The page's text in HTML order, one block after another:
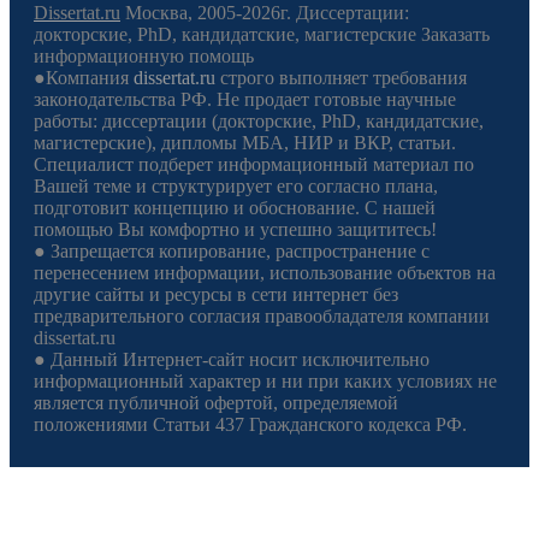
Dissertat.ru Москва, 2005-2026г. Диссертации:
докторские, PhD, кандидатские, магистерские Заказать
информационную помощь
●Компания dissertat.ru строго выполняет требования
законодательства РФ. Не продает готовые научные
работы: диссертации (докторские, PhD, кандидатские,
магистерские), дипломы МБА, НИР и ВКР, статьи.
Специалист подберет информационный материал по
Вашей теме и структурирует его согласно плана,
подготовит концепцию и обоснование. С нашей
помощью Вы комфортно и успешно защититесь!
● Запрещается копирование, распространение с
перенесением информации, использование объектов на
другие сайты и ресурсы в сети интернет без
предварительного согласия правообладателя компании
dissertat.ru
● Данный Интернет-сайт носит исключительно
информационный характер и ни при каких условиях не
является публичной офертой, определяемой
положениями Статьи 437 Гражданского кодекса РФ.